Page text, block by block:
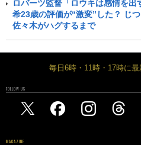
ロバーツ監督「ロウキは感情を
希23歳の評価が“激変”した？ じ
佐々木がハグするまで
毎日6時・11時・17時に
FOLLOW US
MAGAZINE